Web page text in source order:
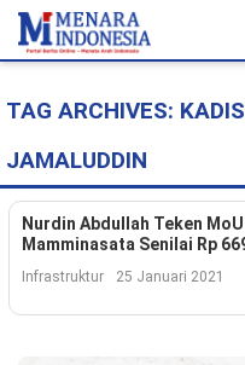
Home
Nasional
Politik
Metro
TAG ARCHIVES:
JAMALUDDIN
Nurdin Abdullah Teken MoU
Mamminasata Senilai Rp
Infrastruktur 25 Januari 2021